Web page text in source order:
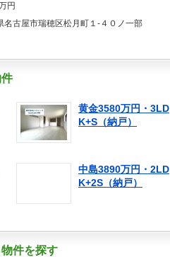
円
名古屋市瑞穂区松月町１-４０ノ一部
黄金3580万円・3LD
K+S（納戸）
中島3890万円・2LD
K+2S（納戸）
件を探す